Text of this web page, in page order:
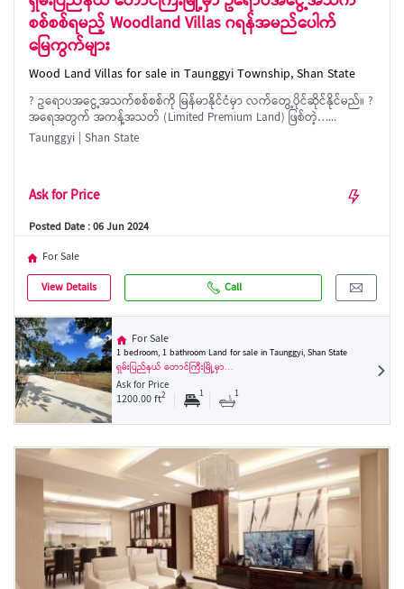
စစ်စစ်ရမည့် Woodland Villas ဂရန်အမည်ပေါက်
မြေကွက်များ
Wood Land Villas for sale in Taunggyi Township, Shan State
? ဥရောပအငွေ့အသက်စစ်စစ်ကို မြန်မာနိုင်ငံမှာ လက်တွေ့ပိုင်ဆိုင်နိုင်မည်။ ?
အရေအတွက် အကန့်အသတ် (Limited Premium Land) ဖြစ်တဲ့…...
Taunggyi | Shan State
Ask for Price
Posted Date : 06 Jun 2024
For Sale
View Details
Call
For Sale
1 bedroom, 1 bathroom Land for sale in Taunggyi, Shan State
ရှမ်းပြည်နယ် တောင်ကြီးမြို့မှာ…
Ask for Price
1200.00 ft2 1 1